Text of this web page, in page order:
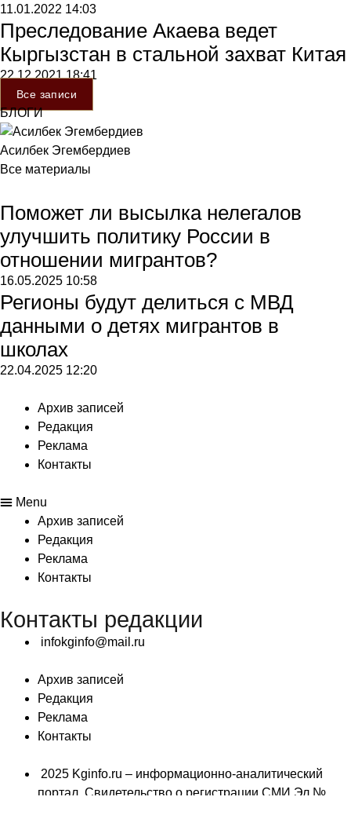
11.01.2022 14:03
Преследование Акаева ведет
Кыргызстан в стальной захват Китая
22.12.202118:41
Все записи
БЛОГИ
Асилбек Эгембердиев
Все материалы
Поможет ли высылка нелегалов
улучшить политику России в
отношении мигрантов?
16.05.2025 10:58
Регионы будут делиться с МВД
данными о детях мигрантов в
школах
22.04.2025 12:20
Архив записей
Редакция
Реклама
Контакты
Menu
Архив записей
Редакция
Реклама
Контакты
Контакты редакции
infokginfo@mail.ru
Архив записей
Редакция
Реклама
Контакты
2025 Kginfo.ru – информационно-аналитический
портал. Свидетельство о регистрации СМИ Эл №